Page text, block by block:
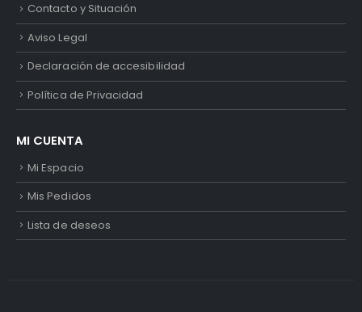
Contacto y Situación
Aviso Legal
Declaración de accesibilidad
Política de Privacidad
MI CUENTA
Mi Espacio
Mis Pedidos
Lista de deseos